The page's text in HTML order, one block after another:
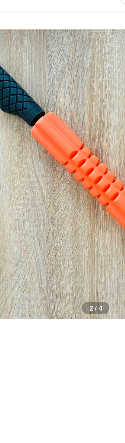
SOLD OUT
2 / 4